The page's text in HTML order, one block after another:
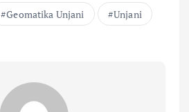
Geomatika Unjani Unjani